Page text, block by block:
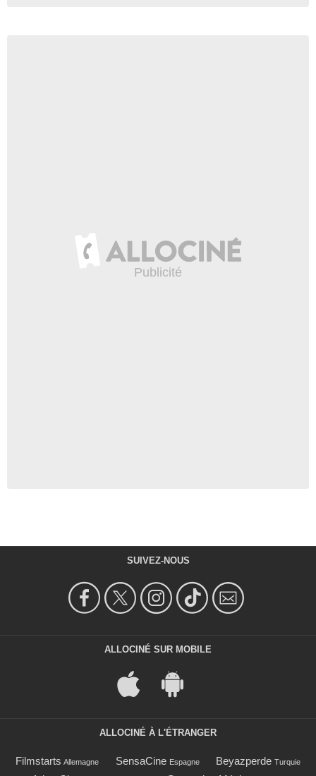
SUIVEZ-NOUS
ALLOCINÉ SUR MOBILE
ALLOCINÉ À L'ÉTRANGER
Filmstarts Allemagne SensaCine Espagne Beyazperde Turquie